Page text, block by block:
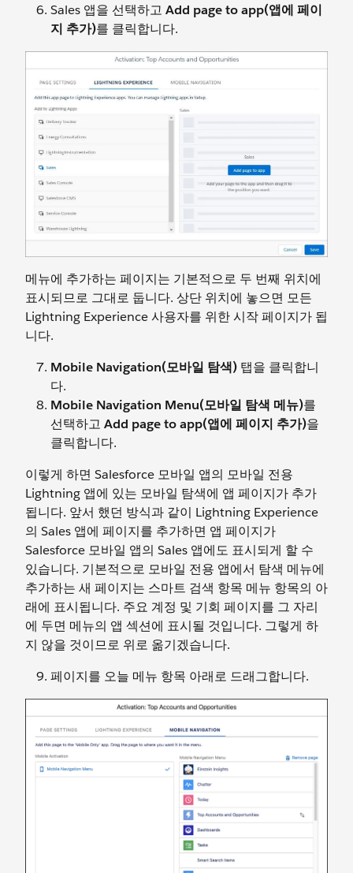
Sales 앱을 선택하고 Add page to app(앱에 페이
지 추가)를 클릭합니다.
메뉴에 추가하는 페이지는 기본적으로 두 번째 위치에
표시되므로 그대로 둡니다. 상단 위치에 놓으면 모든
Lightning Experience 사용자를 위한 시작 페이지가 됩
니다.
Mobile Navigation(모바일 탐색) 탭을 클릭합니
다.
Mobile Navigation Menu(모바일 탐색 메뉴)를
선택하고 Add page to app(앱에 페이지 추가)을
클릭합니다.
이렇게 하면 Salesforce 모바일 앱의 모바일 전용
Lightning 앱에 있는 모바일 탐색에 앱 페이지가 추가
됩니다. 앞서 했던 방식과 같이 Lightning Experience
의 Sales 앱에 페이지를 추가하면 앱 페이지가
Salesforce 모바일 앱의 Sales 앱에도 표시되게 할 수
있습니다. 기본적으로 모바일 전용 앱에서 탐색 메뉴에
추가하는 새 페이지는 스마트 검색 항목 메뉴 항목의 아
래에 표시됩니다. 주요 계정 및 기회 페이지를 그 자리
에 두면 메뉴의 앱 섹션에 표시될 것입니다. 그렇게 하
지 않을 것이므로 위로 옮기겠습니다.
페이지를 오늘 메뉴 항목 아래로 드래그합니다.